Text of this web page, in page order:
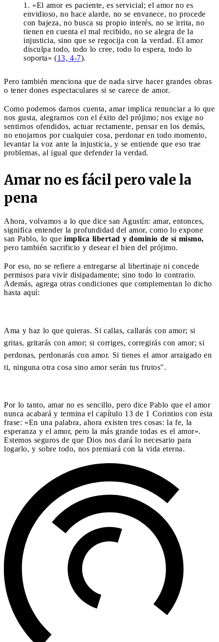
«El amor es paciente, es servicial; el amor no es
envidioso, no hace alarde, no se envanece, no procede
con bajeza, no busca su propio interés, no se irrita, no
tienen en cuenta el mal recibido, no se alegra de la
injusticia, sino que se regocija con la verdad. El amor
disculpa todo, todo lo cree, todo lo espera, todo lo
soporta» (13, 4-7).
Pero también menciona que de nada sirve hacer grandes obras
o tener dones espectaculares si se carece de amor.
Como podemos darnos cuenta, amar implica renunciar a lo que
nos gusta, alegrarnos con el éxito del prójimo; nos exige no
sentirnos ofendidos, actuar rectamente, pensar en los demás,
no enojarnos por cualquier cosa, perdonar en todo momento,
levantar la voz ante la injusticia, y se entiende que eso trae
problemas, al igual que defender la verdad.
Amar no es fácil pero vale la
pena
Ahora, volvamos a lo que dice san Agustín: amar, entonces,
significa entender la profundidad del amor, como lo expone
san Pablo, lo que implica libertad y dominio de sí mismo,
pero también sacrificio y desear el bien del prójimo.
Por eso, no se refiere a entregarse al libertinaje ni concede
permisos para vivir disipadamente; sino todo lo contrario.
Además, agrega otras condiciones que complementan lo dicho
hasta aquí:
Ama y haz lo que quieras. Si callas, callarás con amor; si
gritas, gritarás con amor; si corriges, corregirás con amor; si
perdonas, perdonarás con amor. Si tienes el amor arraigado en
ti, ninguna otra cosa sino amor serán tus frutos".
Por lo tanto, amar no es sencillo, pero dice Pablo que el amor
nunca acabará y termina el capítulo 13 de 1 Corintios con esta
frase: «En una palabra, ahora existen tres cosas: la fe, la
esperanza y el amor, pero la más grande todas es el amor».
Estemos seguros de que Dios nos dará lo necesario para
logarlo, y sobre todo, nos premiará con la vida eterna.